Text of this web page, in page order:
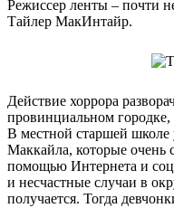
Режиссер ленты – почти
Тайлер МакИнтайр.
Действие хоррора
провинциальном городке,
В местной старшей школе
Маккайла, которые очень
помощью Интернета и
и несчастные случаи в
получается. Тогда